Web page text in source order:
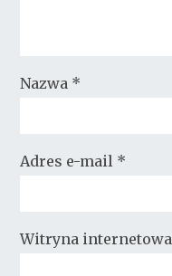
Nazwa *
Adres e-mail *
Witryna internetowa